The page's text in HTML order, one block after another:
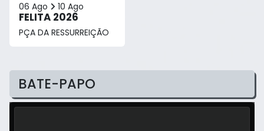
06 Ago 10 Ago
FELITA 2026
PÇA DA RESSURREIÇÃO
BATE-PAPO